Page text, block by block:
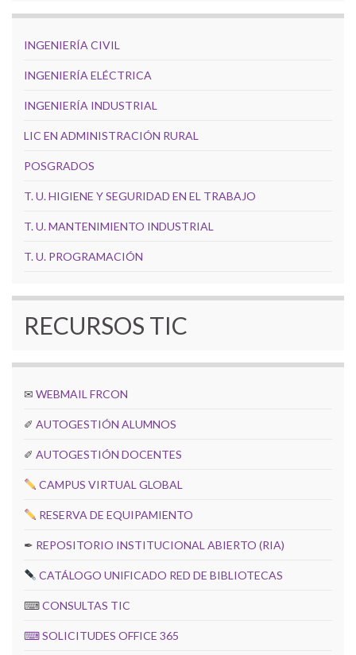
INGENIERÍA CIVIL
INGENIERÍA ELÉCTRICA
INGENIERÍA INDUSTRIAL
LIC EN ADMINISTRACIÓN RURAL
POSGRADOS
T. U. HIGIENE Y SEGURIDAD EN EL TRABAJO
T. U. MANTENIMIENTO INDUSTRIAL
T. U. PROGRAMACIÓN
RECURSOS TIC
✉ WEBMAIL FRCON
✐ AUTOGESTIÓN ALUMNOS
✐ AUTOGESTIÓN DOCENTES
CAMPUS VIRTUAL GLOBAL
RESERVA DE EQUIPAMIENTO
✒ REPOSITORIO INSTITUCIONAL ABIERTO (RIA)
CATÁLOGO UNIFICADO RED DE BIBLIOTECAS
⌨CONSULTAS TIC
⌨SOLICITUDES OFFICE 365